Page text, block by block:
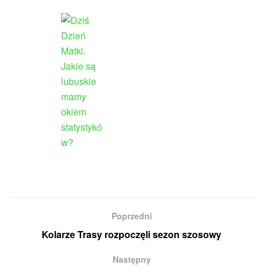
Poprzedni
Kolarze Trasy rozpoczęli sezon szosowy
Następny